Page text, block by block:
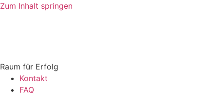
Zum Inhalt springen
Raum für Erfolg
Kontakt
FAQ